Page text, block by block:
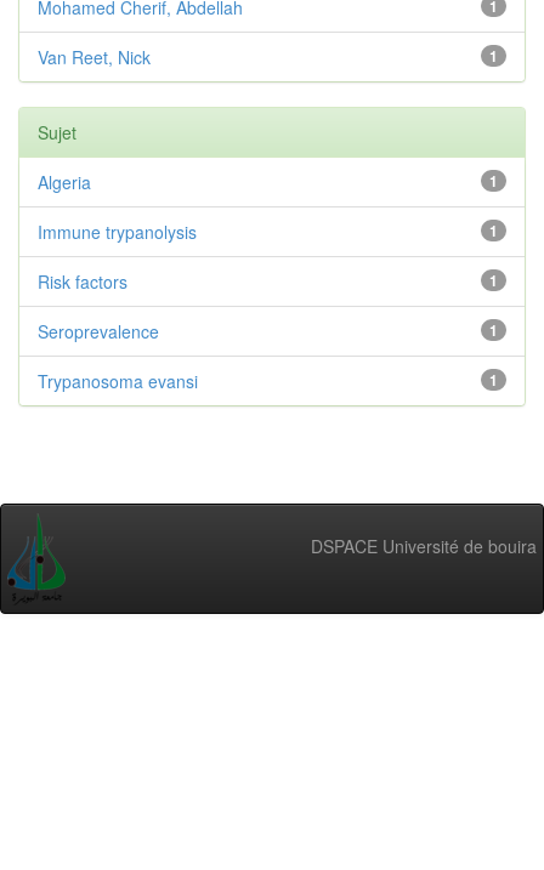
1
Mohamed Cherif, Abdellah
1
Van Reet, Nick
Sujet
1
Algeria
1
Immune trypanolysis
1
Risk factors
1
Seroprevalence
1
Trypanosoma evansi
DSPACE Université de bouira